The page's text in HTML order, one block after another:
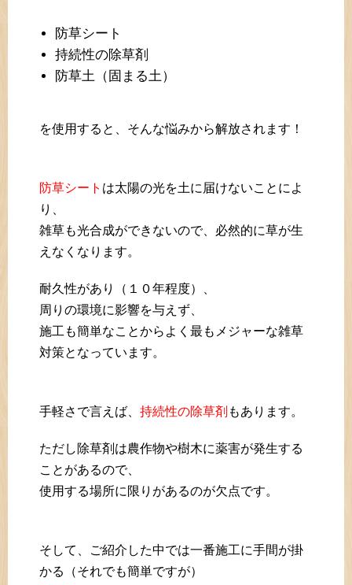
防草シート
持続性の除草剤
防草土（固まる土）
を使用すると、そんな悩みから解放されます！
防草シート は太陽の光を土に届けないことによ
り、
雑草も光合成ができないので、必然的に草が生
えなくなります。
耐久性があり（１０年程度）、
周りの環境に影響を与えず、
施工も簡単なことからよく最もメジャーな雑草
対策となっています。
手軽さで言えば、 持続性の除草剤 もあります。
ただし除草剤は農作物や樹木に薬害が発生する
ことがあるので、
使用する場所に限りがあるのが欠点です。
そして、ご紹介した中では一番施工に手間が掛
かる（それでも簡単ですが）